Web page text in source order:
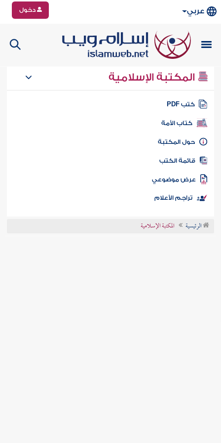
عربي دخول
المكتبة الإسلامية
كتب PDF
كتاب الأمة
المكتبة
الكتب
موضوعي
تراجم الأعلام
الرئيسية المكتبة الإسلامية